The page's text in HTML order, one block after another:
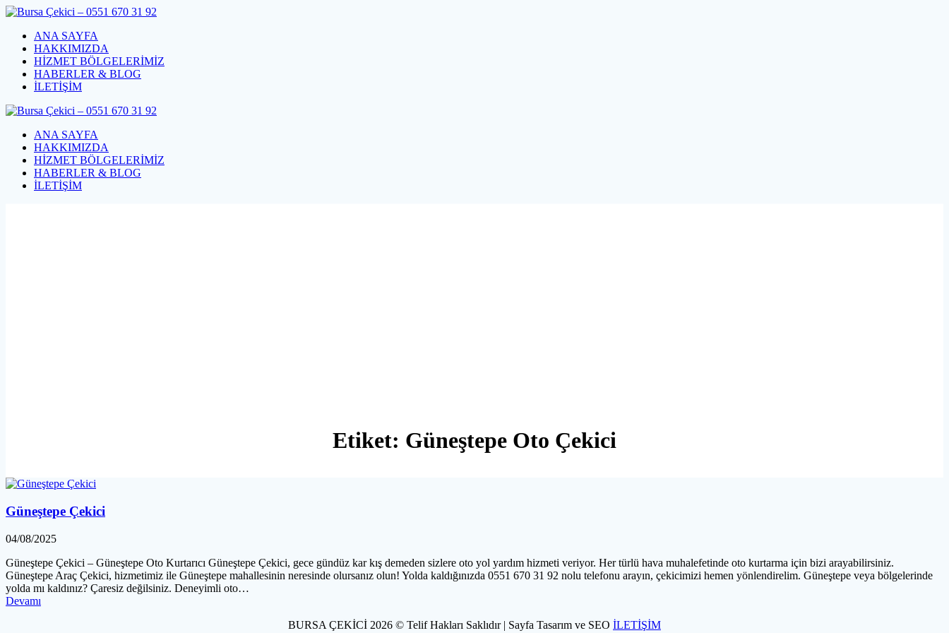
Skip
contentANA SAYFA
HAKKIMIZDA
HİZMET BÖLGELERİMİZ
HABERLER & BLOG
İLETİŞİM
ANA SAYFA
HAKKIMIZDA
HİZMET BÖLGELERİMİZ
HABERLER & BLOG
İLETİŞİM
Etiket: Güneştepe Oto Çekici
Güneştepe Çekici
04/08/2025
Güneştepe Çekici – Güneştepe Oto Kurtarıcı Güneştepe Çekici, gece gündüz kar kış demeden sizlere oto yol yardım hizmeti veriyor. Her türlü hava muhalefetinde oto kurtarma için bizi arayabilirsiniz.
Güneştepe Araç Çekici, hizmetimiz ile Güneştepe mahallesinin neresinde olursanız olun! Yolda kaldığınızda 0551 670 31 92 nolu telefonu arayın, çekicimizi hemen yönlendirelim. Güneştepe veya bölgelerinde
yolda mı kaldınız? Çaresiz değilsiniz. Deneyimli oto…
Devamı
BURSA ÇEKİCİ 2026 © Telif Hakları Saklıdır | Sayfa Tasarım ve SEO İLETİŞİM